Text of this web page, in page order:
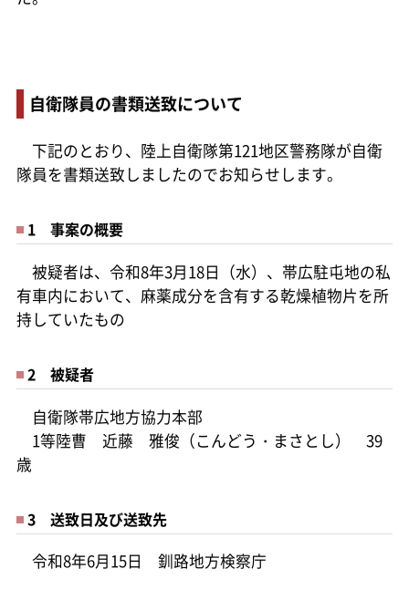
自衛隊員の書類送致について
下記のとおり、陸上自衛隊第121地区警務隊が自衛
隊員を書類送致しましたのでお知らせします。
1 事案の概要
被疑者は、令和8年3月18日（水）、帯広駐屯地の私
有車内において、麻薬成分を含有する乾燥植物片を所
持していたもの
2 被疑者
自衛隊帯広地方協力本部
1等陸曹 近藤 雅俊（こんどう・まさとし） 39
歳
3 送致日及び送致先
令和8年6月15日 釧路地方検察庁